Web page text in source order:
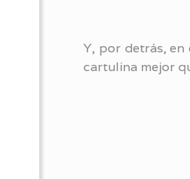
Y, por detrás,
cartulina mejor